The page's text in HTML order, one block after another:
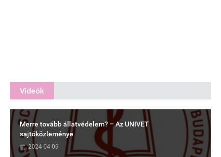
Videók
Merre tovább állatvédelem? – Az UNIVET
sajtóközleménye
2024-04-09